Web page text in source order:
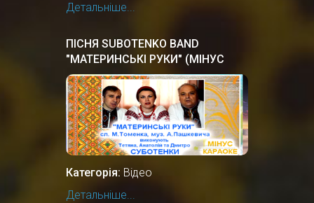
Детальніше...
ПІСНЯ SUBOTENKO BAND
"МАТЕРИНСЬКІ РУКИ" (МІНУС
КАРАОКЕ)
Категорія: Відео
Детальніше...